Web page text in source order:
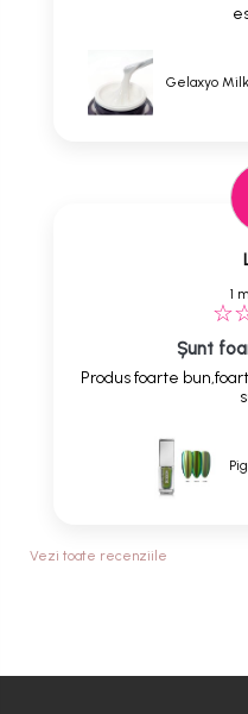
Gelaxyo
1
Șunt
Produs foarte
Vezi toate recenziile